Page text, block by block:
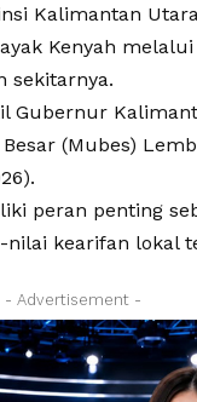
Kalimantan
Kenyah
sekitarnya.
Gubernur
(Mubes)
peran penting
kearifan lokal
- Advertisement -